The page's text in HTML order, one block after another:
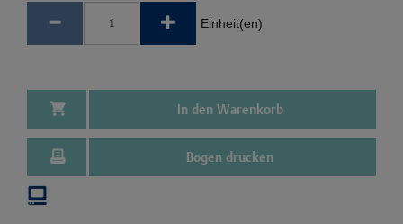
Einheit(en)
In den Warenkorb
Bogen drucken